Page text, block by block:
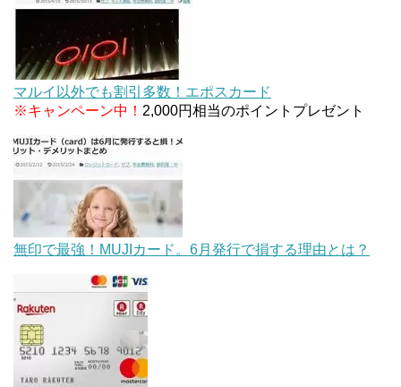
マルイ以外でも割引多数！エポスカード
※キャンペーン中！ 2,000円相当のポイントプレゼント
無印で最強！MUJIカード。6月発行で損する理由とは？